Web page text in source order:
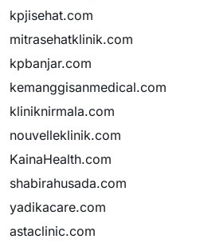
kpjisehat.com
mitrasehatklinik.com
kpbanjar.com
kemanggisanmedical.com
kliniknirmala.com
nouvelleklinik.com
KainaHealth.com
shabirahusada.com
yadikacare.com
astaclinic.com